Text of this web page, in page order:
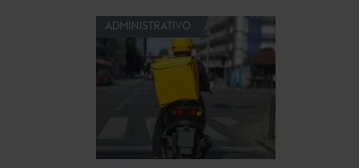
ADMINISTRATIVO